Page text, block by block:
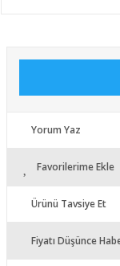
Yorum Yaz
Favorilerime Ekle
Ürünü Tavsiye Et
Fiyatı Düşünce